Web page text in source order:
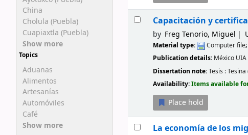
China
Cholula (Puebla)
Cuapiaxtla (Puebla)
Show more
Topics
Aduanas
Alimentos
Artesanías
Automóviles
Café
Show more
Capacitación y
by Freg Tenorio, Miguel
Material type: Computer file
Publication details: México UIA
Dissertation note:Tesis :
Availability:Items available
Place hold
La economía de los